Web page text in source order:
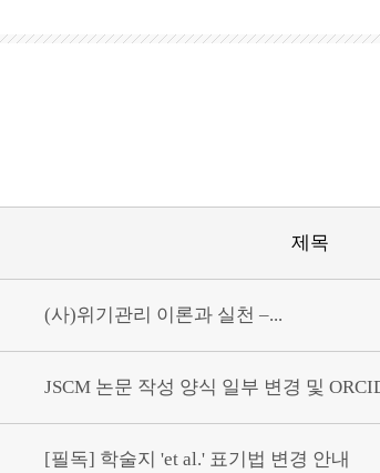
Executive Board
제목
(사)위기관리 이론과 실천 –...
JSCM 논문 작성 양식 일부 변경 및
[필독] 학술지 'et al.' 표기법 변경 안내